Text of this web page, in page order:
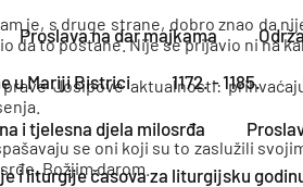
Proslava na dar majkama
u Mariji Bistrici 1172. - 1185.
i tjelesna djela milosrđa
i liturgije časova za liturgijsku
je, s druge strane, dobro znao da
da to postane. Nije se prijavio ni na
prave Josipove aktualnosti:
se oni koji su to zaslužili
Božjim darom.